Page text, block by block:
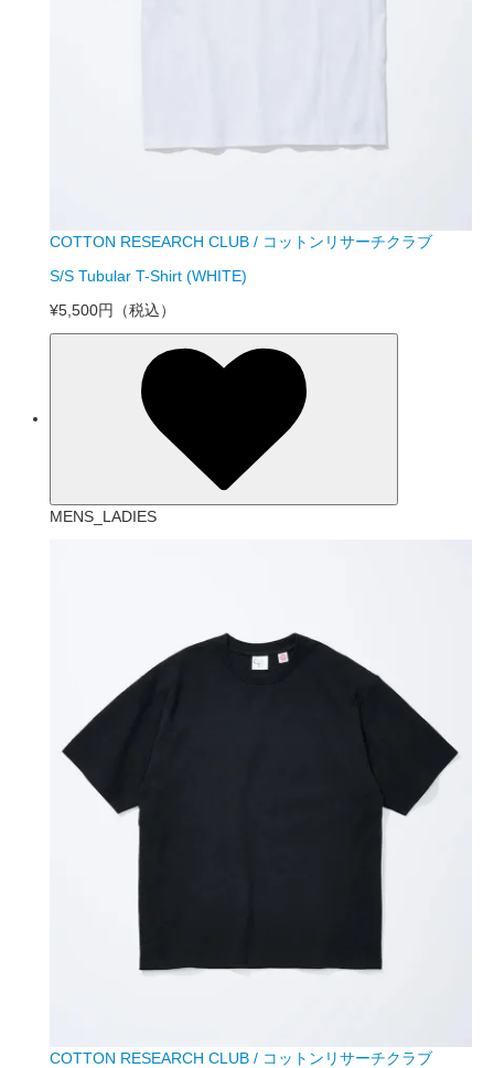
COTTON RESEARCH CLUB / コットンリサーチクラブ
S/S Tubular T-Shirt (WHITE)
¥5,500円
（税込）
MENS_LADIES
COTTON RESEARCH CLUB / コットンリサーチクラブ